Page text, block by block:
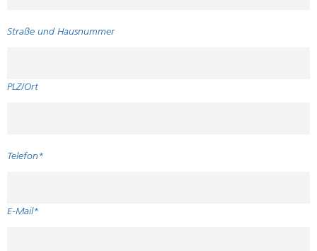
Straße und Hausnummer
PLZ/Ort
Telefon*
E-Mail*